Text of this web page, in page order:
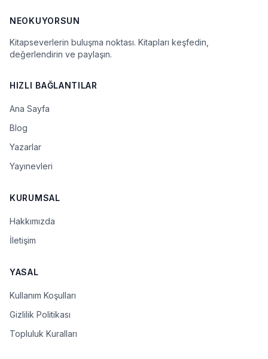
NEOKUYORSUN
Kitapseverlerin buluşma noktası. Kitapları keşfedin,
değerlendirin ve paylaşın.
HIZLI BAĞLANTILAR
Ana Sayfa
Blog
Yazarlar
Yayınevleri
KURUMSAL
Hakkımızda
İletişim
YASAL
Kullanım Koşulları
Gizlilik Politikası
Topluluk Kuralları